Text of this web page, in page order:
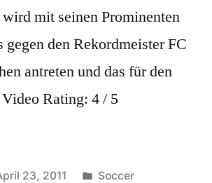
mit seinen Prominenten
den Rekordmeister FC
antreten und das für den
Rating: 4 / 5
23, 2011
Posted
Soccer